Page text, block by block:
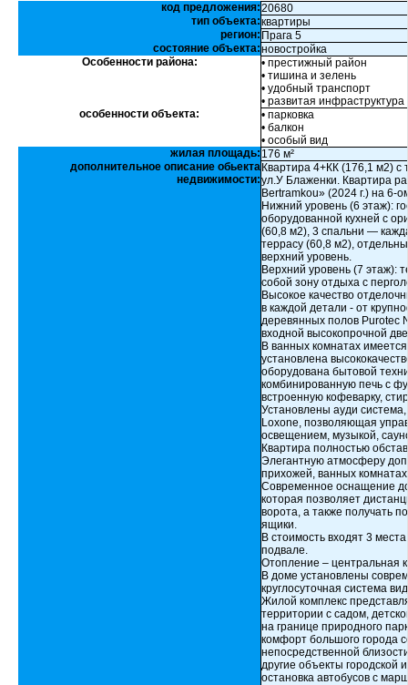
код предложения:20680
тип объекта:квартиры
регион: Прага 5
состояние объекта:новостройка
Особенности района:
• престижный район
• тишина и зелень
• удобный транспорт
• развитая инфраструктура
особенности объекта:
• парковка
• балкон
• особый вид
жилая площадь: 176 м²
дополнительное описание обьекта
недвижимости:
Квартира 4+КК (176,1 м2)
ул.У Блаженки. Квартира
Bertramkou» (2024 г.) на 6-
Нижний уровень (6 этаж):
оборудованной кухней с
(60,8 м2), 3 спальни —
террасу (60,8 м2),
верхний уровень.
Верхний уровень (7 этаж):
собой зону отдыха с
Высокое качество
в каждой детали - от
деревянных полов Purotec
входной высокопрочной
В ванных комнатах
установлена
оборудована бытовой
комбинированную печь с
встроенную кофеварку,
Установлены ауди
Loxone, позволяющая
освещением, музыкой,
Квартира полностью
Элегантную атмосферу
прихожей, ванных комнатах
Современное оснащение
которая позволяет
ворота, а также получать
ящики.
В стоимость входят 3
подвале.
Отопление – центральная
В доме установлены
круглосуточная система
Жилой комплекс
территории с садом,
на границе природного
комфорт большого города
непосредственной
другие объекты
остановка автобусов с